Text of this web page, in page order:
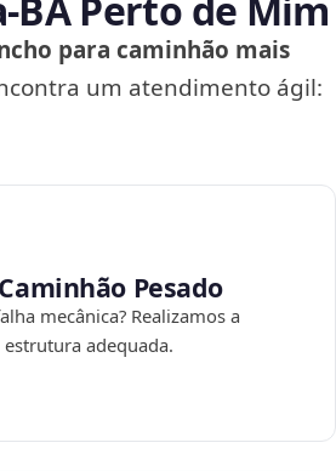
Perto de Mim
para caminhão mais
um atendimento ágil:
Pesado
mecânica? Realizamos a
adequada.